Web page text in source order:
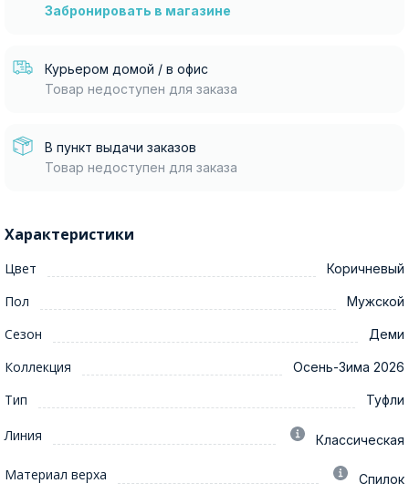
Забронировать в магазине
Курьером домой / в офис
Товар недоступен для заказа
В пункт выдачи заказов
Товар недоступен для заказа
Характеристики
Цвет Коричневый
Пол Мужской
Сезон Деми
Коллекция Осень-Зима 2026
Тип Туфли
Линия Классическая
Материал верха Спилок